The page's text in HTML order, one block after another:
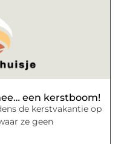
een kerstboom!
de kerstvakantie op
ze geen